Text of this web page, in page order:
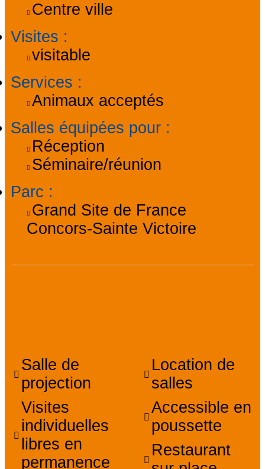
Centre ville
Visites :
visitable
Services :
Animaux acceptés
Salles équipées pour :
Réception
Séminaire/réunion
Parc :
Grand Site de France
Concors-Sainte Victoire
Salle de
projection
Visites
individuelles
libres en
permanence
Location de
salles
Accessible en
poussette
Restaurant